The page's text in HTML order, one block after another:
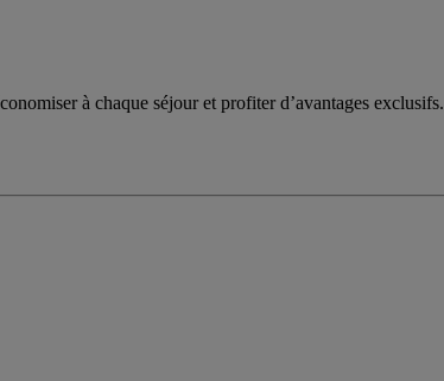
à chaque séjour et profiter d’avantages exclusifs.